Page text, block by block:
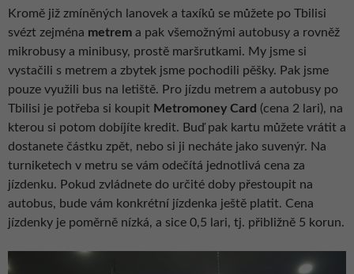
Kromě již zmíněných lanovek a taxíků se můžete po Tbilisi
svézt zejména metrem a pak všemožnými autobusy a rovněž
mikrobusy a minibusy, prostě maršrutkami. My jsme si
vystačili s metrem a zbytek jsme pochodili pěšky. Pak jsme
pouze využili bus na letiště. Pro jízdu metrem a autobusy po
Tbilisi je potřeba si koupit Metromoney Card (cena 2 lari), na
kterou si potom dobíjíte kredit. Buď pak kartu můžete vrátit a
dostanete částku zpět, nebo si ji necháte jako suvenýr. Na
turniketech v metru se vám odečítá jednotlivá cena za
jízdenku. Pokud zvládnete do určité doby přestoupit na
autobus, bude vám konkrétní jízdenka ještě platit. Cena
jízdenky je poměrně nízká, a sice 0,5 lari, tj. přibližně 5 korun.